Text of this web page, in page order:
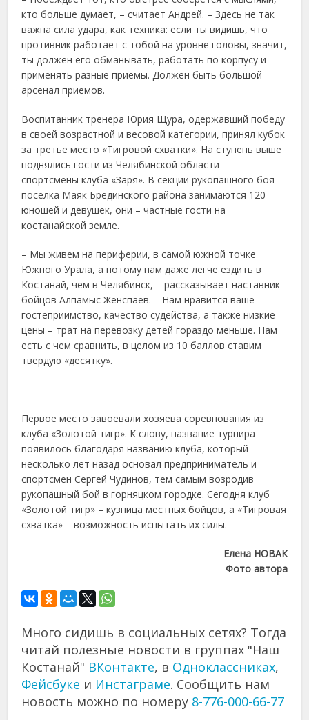
кто больше думает, – считает Андрей. – Здесь не так
важна сила удара, как техника: если ты видишь, что
противник работает с тобой на уровне головы, значит,
ты должен его обманывать, работать по корпусу и
применять разные приемы. Должен быть большой
арсенал приемов.
Воспитанник тренера Юрия Щура, одержавший победу
в своей возрастной и весовой категории, принял кубок
за третье место «Тигровой схватки». На ступень выше
поднялись гости из Челябинской области –
спортсмены клуба «Заря». В секции рукопашного боя
поселка Маяк Брединского района занимаются 120
юношей и девушек, они – частные гости на
костанайской земле.
– Мы живем на периферии, в самой южной точке
Южного Урала, а потому нам даже легче ездить в
Костанай, чем в Челябинск, – рассказывает наставник
бойцов Алпамыс Женспаев. – Нам нравится ваше
гостеприимство, качество судейства, а также низкие
цены – трат на перевозку детей гораздо меньше. Нам
есть с чем сравнить, в целом из 10 баллов ставим
твердую «десятку».
Первое место завоевали хозяева соревнования из
клуба «Золотой тигр». К слову, название турнира
появилось благодаря названию клуба, который
несколько лет назад основал предприниматель и
спортсмен Сергей Чудинов, тем самым возродив
рукопашный бой в горняцком городке. Сегодня клуб
«Золотой тигр» – кузница местных бойцов, а «Тигровая
схватка» – возможность испытать их силы.
Елена НОВАК
Фото автора
Много сидишь в социальных сетях? Тогда
читай полезные новости в группах "Наш
Костанай" ВКонтакте, в Одноклассниках,
Фейсбуке и Инстаграме. Сообщить нам
новость можно по номеру 8-776-000-66-77